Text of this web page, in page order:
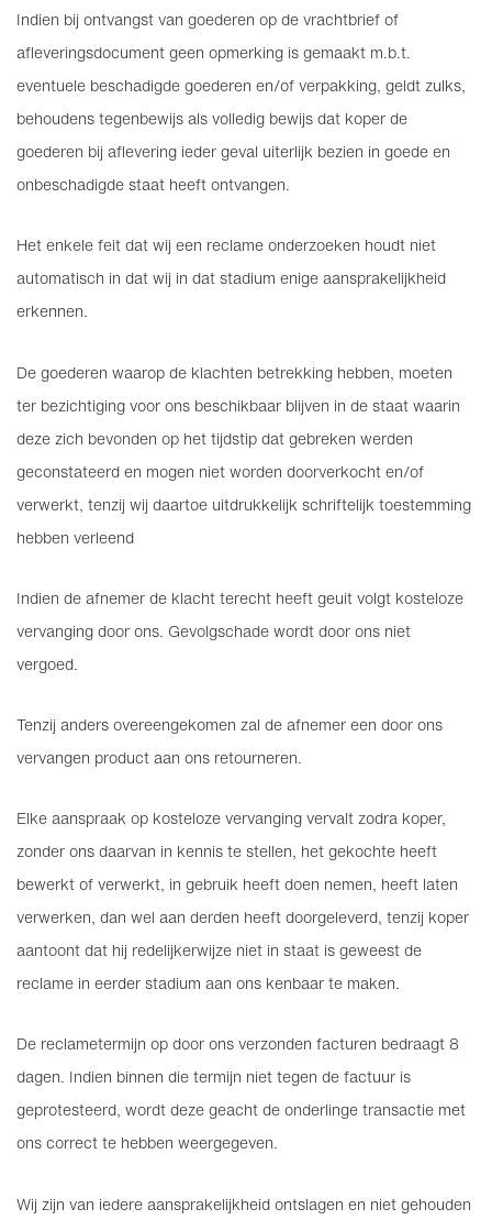
Indien bij ontvangst van goederen op de vrachtbrief of
afleveringsdocument geen opmerking is gemaakt m.b.t.
eventuele beschadigde goederen en/of verpakking, geldt zulks,
behoudens tegenbewijs als volledig bewijs dat koper de
goederen bij aflevering ieder geval uiterlijk bezien in goede en
onbeschadigde staat heeft ontvangen.
Het enkele feit dat wij een reclame onderzoeken houdt niet
automatisch in dat wij in dat stadium enige aansprakelijkheid
erkennen.
De goederen waarop de klachten betrekking hebben, moeten
ter bezichtiging voor ons beschikbaar blijven in de staat waarin
deze zich bevonden op het tijdstip dat gebreken werden
geconstateerd en mogen niet worden doorverkocht en/of
verwerkt, tenzij wij daartoe uitdrukkelijk schriftelijk toestemming
hebben verleend
Indien de afnemer de klacht terecht heeft geuit volgt kosteloze
vervanging door ons. Gevolgschade wordt door ons niet
vergoed.
Tenzij anders overeengekomen zal de afnemer een door ons
vervangen product aan ons retourneren.
Elke aanspraak op kosteloze vervanging vervalt zodra koper,
zonder ons daarvan in kennis te stellen, het gekochte heeft
bewerkt of verwerkt, in gebruik heeft doen nemen, heeft laten
verwerken, dan wel aan derden heeft doorgeleverd, tenzij koper
aantoont dat hij redelijkerwijze niet in staat is geweest de
reclame in eerder stadium aan ons kenbaar te maken.
De reclametermijn op door ons verzonden facturen bedraagt 8
dagen. Indien binnen die termijn niet tegen de factuur is
geprotesteerd, wordt deze geacht de onderlinge transactie met
ons correct te hebben weergegeven.
Wij zijn van iedere aansprakelijkheid ontslagen en niet gehouden